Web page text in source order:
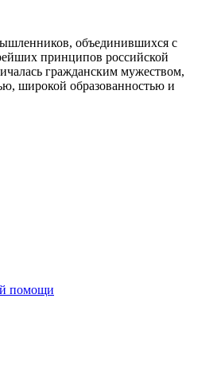
объединившихся с
принципов российской
гражданским мужеством,
широкой образованностью и
помощи